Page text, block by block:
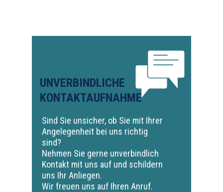
UNVERBINDLICHE
KONTAKTAUFNAHME
Sind Sie unsicher, ob Sie mit Ihrer
Angelegenheit bei uns richtig
sind?
Nehmen Sie gerne unverbindlich
Kontakt mit uns auf und schildern
uns Ihr Anliegen.
Wir freuen uns auf Ihren Anruf.